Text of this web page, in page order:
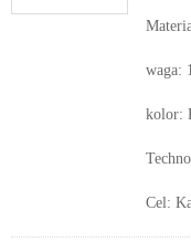
waga:
kolor:
Cel: